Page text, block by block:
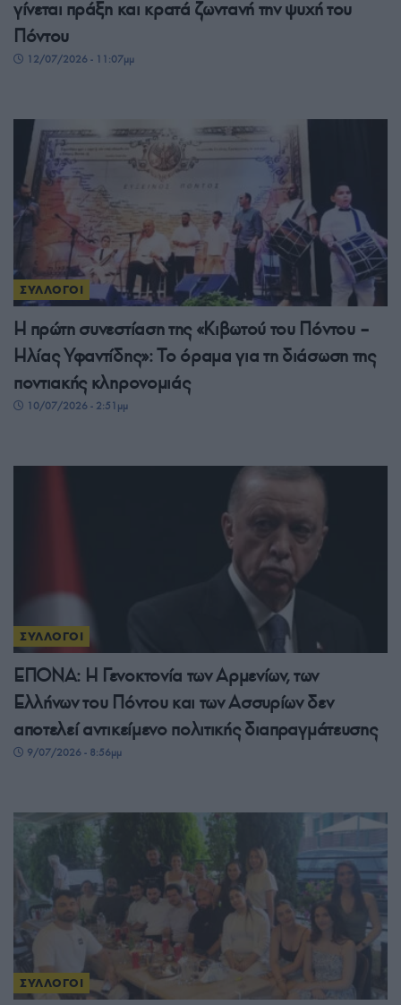
γίνεται πράξη και κρατά ζωντανή την ψυχή του
Πόντου
12/07/2026 - 11:07μμ
ΣΥΛΛΟΓΟΙ
Η πρώτη συνεστίαση της «Κιβωτού του Πόντου –
Ηλίας Υφαντίδης»: Το όραμα για τη διάσωση της
ποντιακής κληρονομιάς
10/07/2026 - 2:51μμ
ΣΥΛΛΟΓΟΙ
ΕΠΟΝΑ: Η Γενοκτονία των Αρμενίων, των
Ελλήνων του Πόντου και των Ασσυρίων δεν
αποτελεί αντικείμενο πολιτικής διαπραγμάτευσης
9/07/2026 - 8:56μμ
ΣΥΛΛΟΓΟΙ